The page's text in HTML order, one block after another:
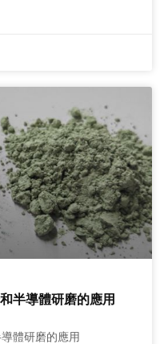
半導體研磨的應用
體研磨的應用